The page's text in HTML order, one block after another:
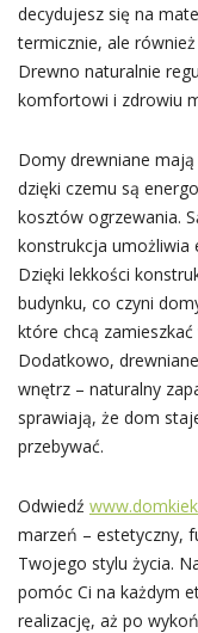
decydujesz się na
termicznie, ale
Drewno naturalnie
komfortowi i zdrowiu
Domy drewniane
dzięki czemu są
kosztów ogrzewania.
konstrukcja umożliwia
Dzięki lekkości
budynku, co czyni
które chcą
Dodatkowo,
wnętrz – naturalny
sprawiają, że dom
przebywać.
Odwiedź
marzeń – estetyczny,
Twojego stylu życia.
pomóc Ci na każdym
realizację, aż po